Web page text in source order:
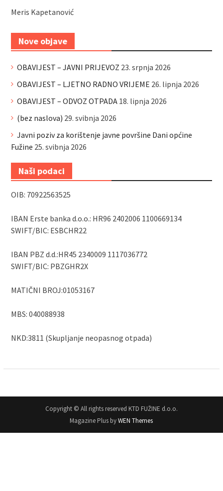
Meris Kapetanović
Nove objave
OBAVIJEST – JAVNI PRIJEVOZ 23. srpnja 2026
OBAVIJEST – LJETNO RADNO VRIJEME 26. lipnja 2026
OBAVIJEST – ODVOZ OTPADA 18. lipnja 2026
(bez naslova) 29. svibnja 2026
Javni poziv za korištenje javne površine Dani općine
Fužine 25. svibnja 2026
Naši podaci
OIB: 70922563525
IBAN Erste banka d.o.o.: HR96 2402006 1100669134
SWIFT/BIC: ESBCHR22
IBAN PBZ d.d.:HR45 2340009 1117036772
SWIFT/BIC: PBZGHR2X
MATIČNI BROJ:01053167
MBS: 040088938
NKD:3811 (Skupljanje neopasnog otpada)
Copyright © All rights reserved KTD FUŽINE d.o.o.
Magazine Plus byWEN Themes